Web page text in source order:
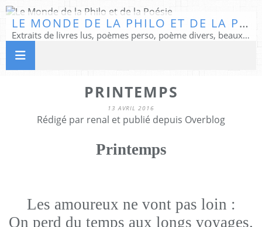
LE MONDE DE LA PHILO ET DE LA POÉSIE
Extraits de livres lus, poèmes perso, poème divers, beaux textes...
PRINTEMPS
13 AVRIL 2016
Rédigé par renal et publié depuis Overblog
Printemps
Les amoureux ne vont pas loin :
On perd du temps aux longs voyages.